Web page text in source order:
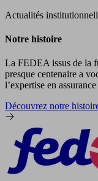
Actualités
Notre histoire
La FEDEA issus de la
presque centenaire a
l’expertise en
Découvrez notre